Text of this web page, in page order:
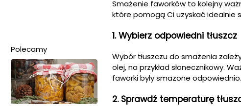
Smażenie faworków to kolejny
które pomogą Ci uzyskać idealnie
1. Wybierz odpowiedni tłuszcz
Wybór tłuszczu do smażenia
olej, na przykład słonecznikowy.
faworki były smażone odpowiednio.
2. Sprawdź temperaturę
Polecamy